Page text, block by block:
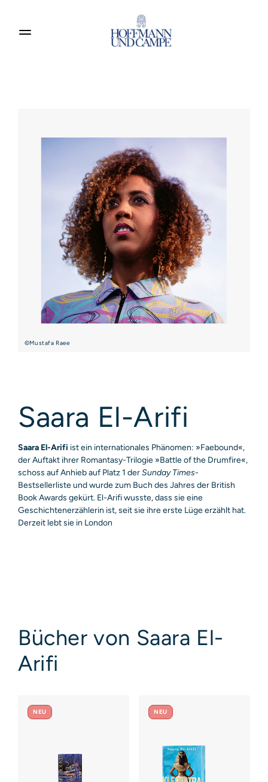
Produkte entdecken
©Mustafa Raee
Saara El-Arifi
Saara El-Arifi ist ein internationales Phänomen: »Faebound«,
der Auftakt ihrer Romantasy-Trilogie »Battle of the Drumfire«,
schoss auf Anhieb auf Platz 1 derSunday Times-
Bestsellerliste und wurde zum Buch des Jahres der British
Book Awards gekürt. El-Arifi wusste, dass sie eine
Geschichtenerzählerin ist, seit sie ihre erste Lüge erzählt hat.
Derzeit lebt sie in London
Bücher von Saara El-
Arifi
NEU NEU